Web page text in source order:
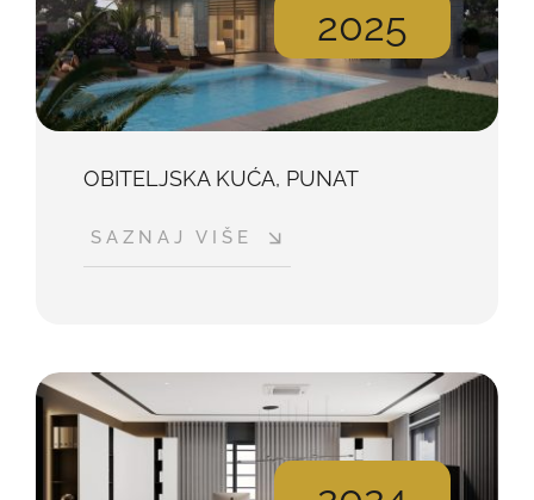
2025
OBITELJSKA KUĆA, PUNAT
SAZNAJ VIŠE